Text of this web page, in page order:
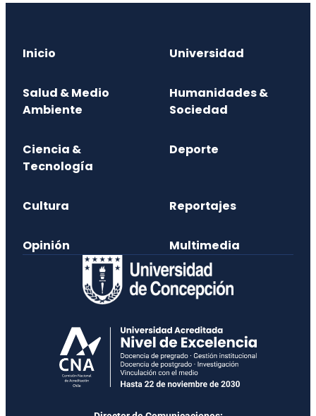
Inicio Universidad
Salud & Medio
Ambiente
Humanidades &
Sociedad
Ciencia &
Tecnología
Deporte
Cultura Reportajes
Opinión Multimedia